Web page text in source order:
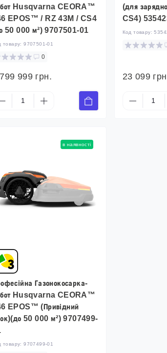
Husqvarna CEORA™
EPOS™ / RZ 43M / CS4
50 000 м²) 9707501-01
товару:9707501-01
0
999 грн.
(для
CS4)
Код товару:
23 099
в наявності
Газонокосарка-
Husqvarna CEORA™
EPOS™ (Привідний
50 000 м²) 9707499-
товару:9707499-01